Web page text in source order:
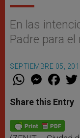
En las
Padre para
SEPTIEMBRE 05,
W
t
s
p
p
M
e
s
e
g
e
F
a
e
b
o
k
Share this Entry